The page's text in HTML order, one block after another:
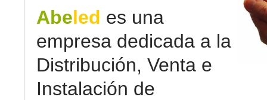
Abeled es una
empresa dedicada a la
Distribución, Venta e
Instalación de